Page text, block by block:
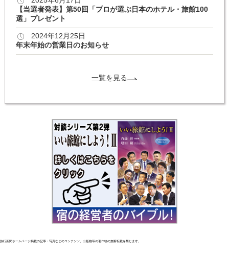
【当選者発表】第50回「プロが選ぶ日本のホテル・旅館100
選」プレゼント
2024年12月25日
年末年始の営業日のお知らせ
一覧を見る
旅行新聞ホームページ掲載の記事・写真などのコンテンツ、出版物等の著作物の無断転載を禁じます。